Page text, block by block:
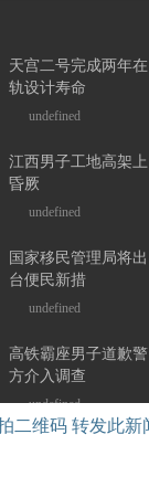
天宫二号完成两年在
轨设计寿命
undefined
江西男子工地高架上
昏厥
undefined
国家移民管理局将出
台便民新措
undefined
高铁霸座男子道歉警
方介入调查
undefined